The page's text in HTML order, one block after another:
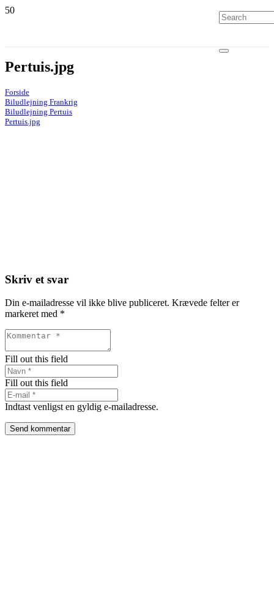
Pertuis.jpg
Forside
Biludlejning Frankrig
Biludlejning Pertuis
Pertuis.jpg
Skriv et svar
Din e-mailadresse vil ikke blive publiceret. Krævede felter er
markeret med *
Fill out this field
Fill out this field
Indtast venligst en gyldig e-mailadresse.
Send kommentar